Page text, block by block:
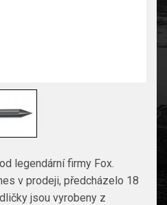
legendární firmy Fox.
v prodeji, předcházelo 18
jsou vyrobeny z